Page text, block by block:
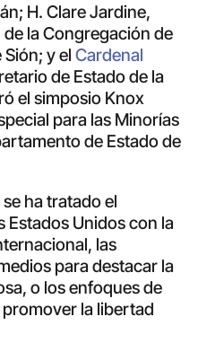
H. Clare Jardine,
la Congregación de
y el Cardenal
de Estado de la
el simposio Knox
para las Minorías
de Estado de
ha tratado el
Estados Unidos con la
las
para destacar la
o los enfoques de
la libertad